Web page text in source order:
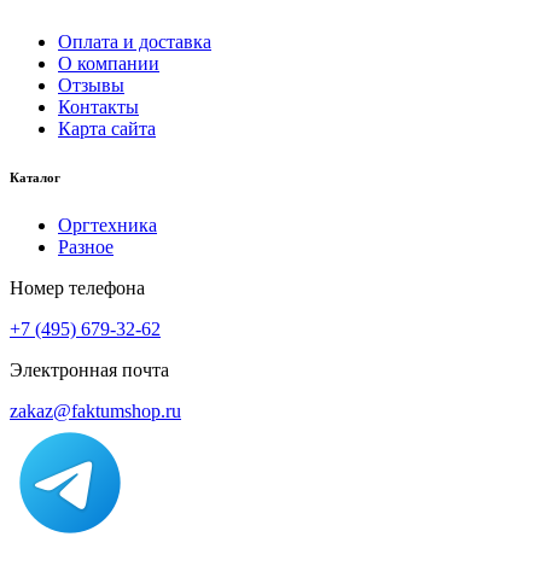
Оплата и доставка
О компании
Отзывы
Контакты
Карта сайта
Каталог
Оргтехника
Разное
Номер телефона
+7 (495) 679-32-62
Электронная почта
zakaz@faktumshop.ru